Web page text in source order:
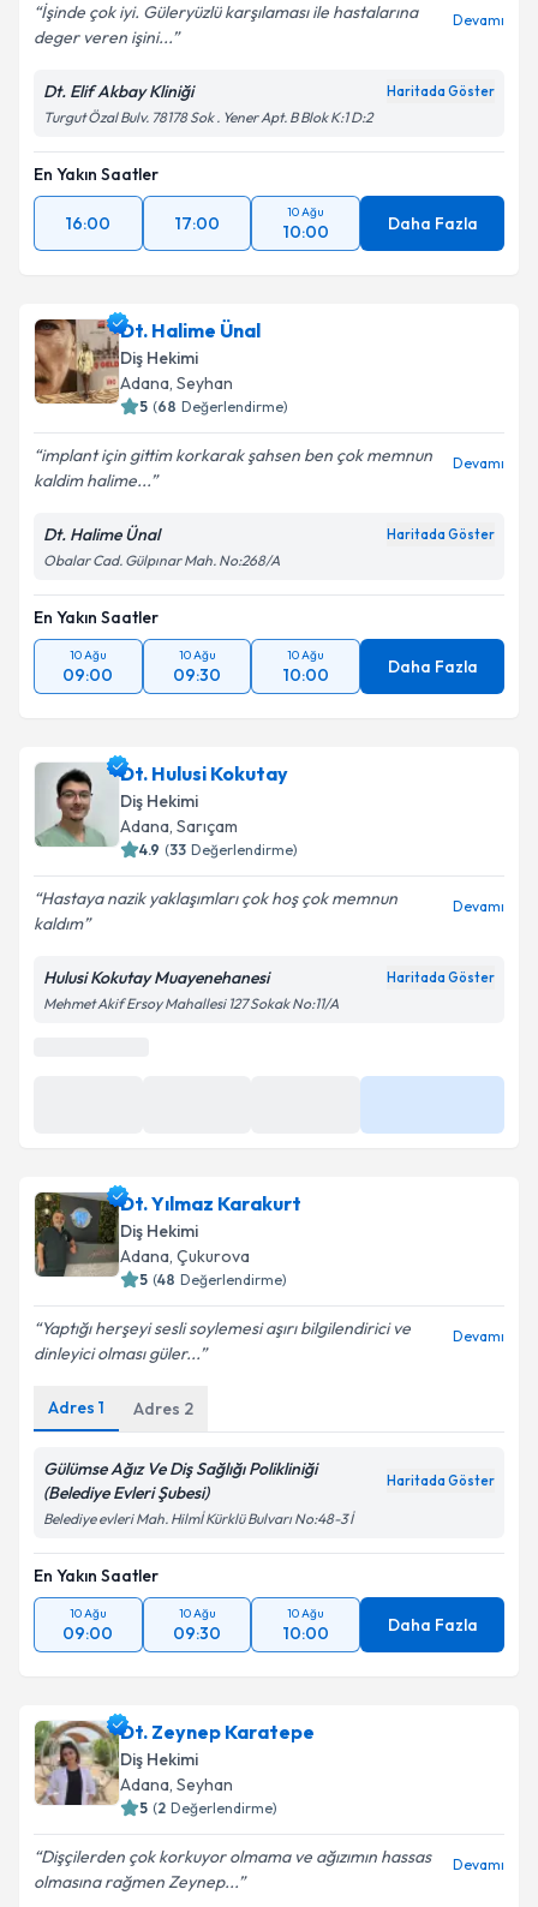
İşinde çok iyi. Güleryüzlü karşılaması ile hastalarına
deger veren işini...
Devamı
Dt. Elif Akbay Kliniği Haritada Göster
Turgut Özal Bulv. 78178 Sok . Yener Apt. B Blok K:1 D:2
En Yakın Saatler
16:00 17:00
10 Ağu
10:00 Daha Fazla
Dt. Halime Ünal
Diş Hekimi
Adana, Seyhan
5 (68 Değerlendirme)
implant için gittim korkarak şahsen ben çok memnun
kaldim halime...
Devamı
Dt. Halime Ünal Haritada Göster
Obalar Cad. Gülpınar Mah. No:268/A
En Yakın Saatler
10 Ağu
09:00
10 Ağu
09:30
10 Ağu
10:00 Daha Fazla
Dt. Hulusi Kokutay
Diş Hekimi
Adana, Sarıçam
4.9 (33 Değerlendirme)
Hastaya nazik yaklaşımları çok hoş çok memnun
kaldım
Devamı
Hulusi Kokutay Muayenehanesi Haritada Göster
Mehmet Akif Ersoy Mahallesi 127 Sokak No:11/A
Dt. Yılmaz Karakurt
Diş Hekimi
Adana, Çukurova
5 (48 Değerlendirme)
Yaptığı herşeyi sesli soylemesi aşırı bilgilendirici ve
dinleyici olması güler...
Devamı
Adres 1 Adres 2
Gülümse Ağız Ve Diş Sağlığı Polikliniği
(Belediye Evleri Şubesi)
Haritada Göster
Belediye evleri Mah. Hilmİ Kürklü Bulvarı No:48-3 İ
En Yakın Saatler
10 Ağu
09:00
10 Ağu
09:30
10 Ağu
10:00 Daha Fazla
Dt. Zeynep Karatepe
Diş Hekimi
Adana, Seyhan
5 (2 Değerlendirme)
Dişçilerden çok korkuyor olmama ve ağızımın hassas
olmasına rağmen Zeynep...
Devamı